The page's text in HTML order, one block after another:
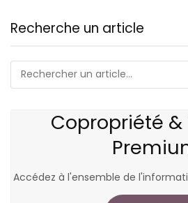
Recherche un article
Copropriété &
Accédez à l'ensemble de